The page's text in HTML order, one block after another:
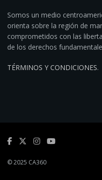
Somos un medio
orienta sobre la región de
comprometidos con las
de los derechos
TÉRMINOS Y CONDICIONES.
© 2025 CA360